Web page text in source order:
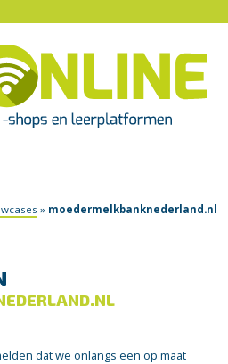
» moedermelkbanknederland.nl
dat we onlangs een op maat